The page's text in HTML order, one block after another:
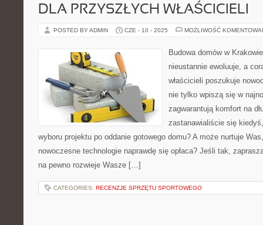
DLA PRZYSZŁYCH WŁAŚCICIELI
POSTED BY ADMIN CZE - 10 - 2025 MOŻLIWOŚĆ
Budowa domów w
nieustannie ewoluuje, a
właścicieli poszukuje
nie tylko wpiszą się w
zagwarantują komfort na
zastanawialiście się
wyboru projektu po oddanie gotowego domu? A może nurtuje
nowoczesne technologie naprawdę się opłaca? Jeśli tak,
na pewno rozwieje Wasze […]
CATEGORIES: RECENZJE SPRZĘTU SPORTOWEGO